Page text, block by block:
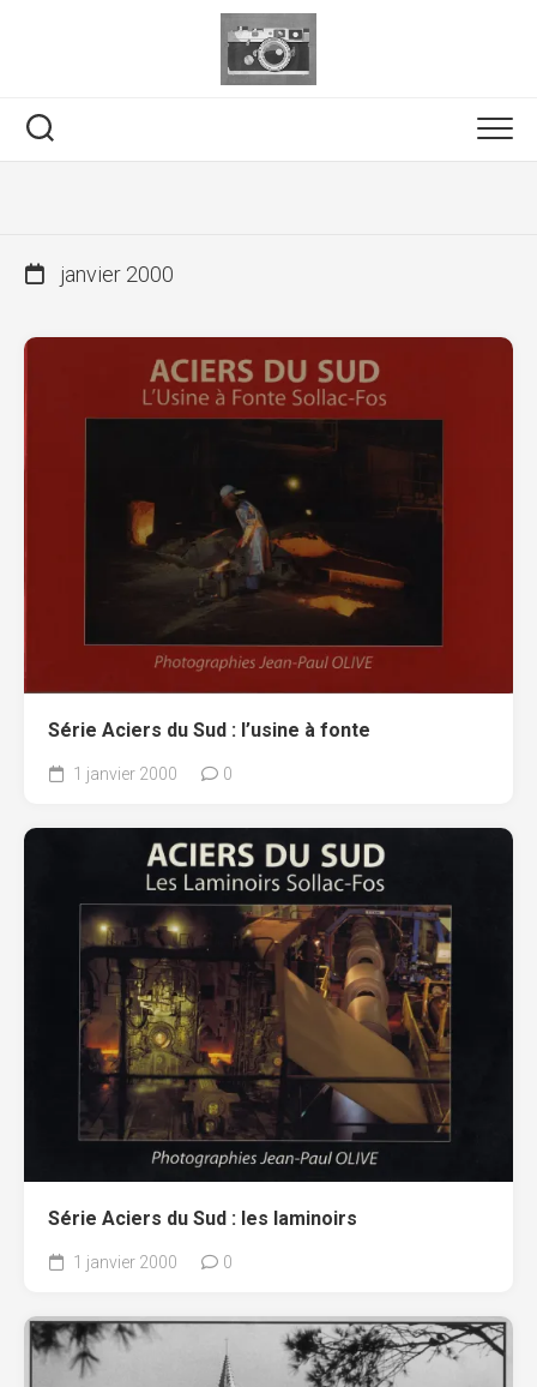
janvier 2000
Série Aciers du Sud : l’usine à fonte
1 janvier 2000 0
Série Aciers du Sud : les laminoirs
1 janvier 2000 0